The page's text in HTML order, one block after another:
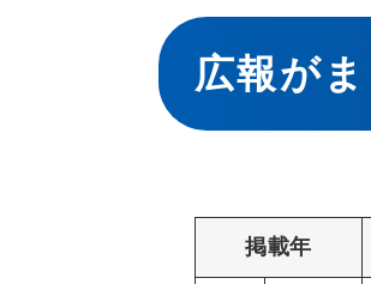
本
文
広報が
掲載年